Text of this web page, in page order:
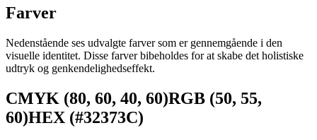
Farver
Nedenstående ses udvalgte farver som er gennemgående i den
visuelle identitet. Disse farver bibeholdes for at skabe det holistiske
udtryk og genkendelighedseffekt.
CMYK (80, 60, 40, 60)RGB (50, 55,
60)HEX (#32373C)